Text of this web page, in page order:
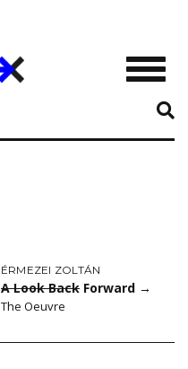
ÉRMEZEI ZOLTÁN
A Look Back Forward →
The Oeuvre